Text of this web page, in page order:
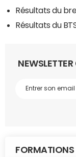
Résultats du
Résultats du
FORMATIONS